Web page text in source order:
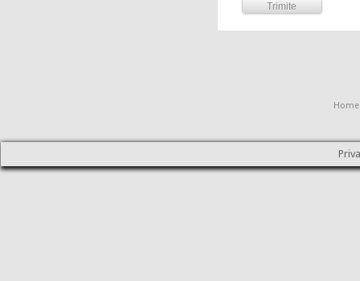
Home